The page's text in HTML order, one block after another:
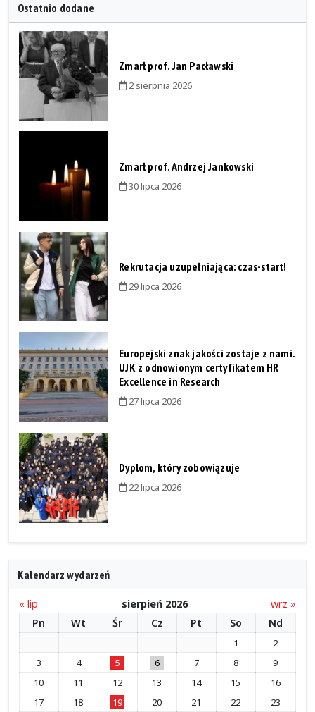
Ostatnio dodane
Zmarł prof. Jan Pacławski
2 sierpnia 2026
Zmarł prof. Andrzej Jankowski
30 lipca 2026
Rekrutacja uzupełniająca: czas-start!
29 lipca 2026
Europejski znak jakości zostaje z nami.
UJK z odnowionym certyfikatem HR
Excellence in Research
27 lipca 2026
Dyplom, który zobowiązuje
22 lipca 2026
Kalendarz wydarzeń
« lip sierpień 2026
wrz »
Pn
Wt Śr Cz Pt So Nd
1
2
3
4 5 6 7 8
9
10
11 12 13 14 15
16
17
18 19 20 21 22
23